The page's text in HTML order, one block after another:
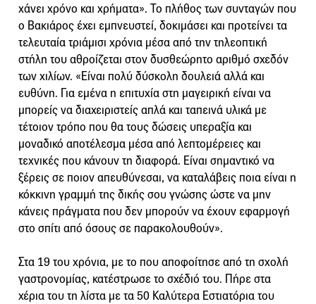
χάνει χρόνο και χρήματα». Το πλήθος των συνταγών που
ο Βακιάρος έχει εμπνευστεί, δοκιμάσει και προτείνει τα
τελευταία τριάμισι χρόνια μέσα από την τηλεοπτική
στήλη του αθροίζεται στον δυσθεώρητο αριθμό σχεδόν
των χιλίων. «Είναι πολύ δύσκολη δουλειά αλλά και
ευθύνη. Για εμένα η επιτυχία στη μαγειρική είναι να
μπορείς να διαχειριστείς απλά και ταπεινά υλικά με
τέτοιον τρόπο που θα τους δώσεις υπεραξία και
μοναδικό αποτέλεσμα μέσα από λεπτομέρειες και
τεχνικές που κάνουν τη διαφορά. Είναι σημαντικό να
ξέρεις σε ποιον απευθύνεσαι, να καταλάβεις ποια είναι η
κόκκινη γραμμή της δικής σου γνώσης ώστε να μην
κάνεις πράγματα που δεν μπορούν να έχουν εφαρμογή
στο σπίτι από όσους σε παρακολουθούν».
Στα 19 του χρόνια, με το που αποφοίτησε από τη σχολή
γαστρονομίας, κατέστρωσε το σχέδιό του. Πήρε στα
χέρια του τη λίστα με τα 50 Καλύτερα Εστιατόρια του